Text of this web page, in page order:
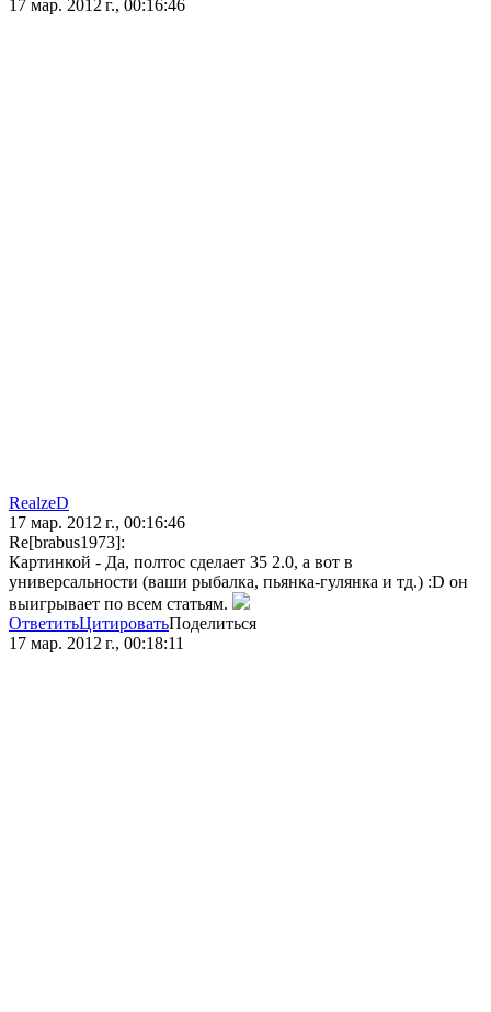
17 мар. 2012 г., 00:16:46
RealzeD
17 мар. 2012 г., 00:16:46
Re[brabus1973]:
Картинкой - Да, полтос сделает 35 2.0, а вот в
универсальности (ваши рыбалка, пьянка-гулянка и тд.) :D он
выигрывает по всем статьям.
ОтветитьЦитироватьПоделиться
17 мар. 2012 г., 00:18:11